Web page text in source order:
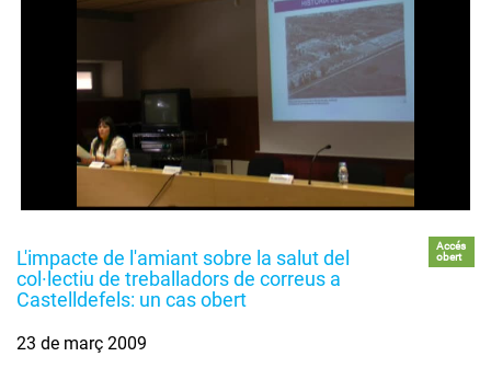
L'impacte de l'amiant sobre la salut del
col·lectiu de treballadors de correus a
Castelldefels: un cas obert
Accés
obert
23 de març 2009